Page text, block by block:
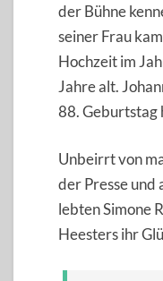
der Bühne
seiner Frau
Hochzeit im
Jahre alt.
88. Geburtstag
Unbeirrt von
der Presse und
lebten Simone
Heesters ihr